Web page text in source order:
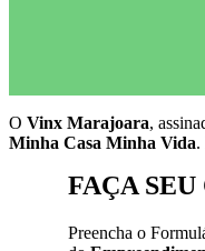
O Vinx Marajoara,
Minha Casa Minha Vida.
FAÇA
Preencha o